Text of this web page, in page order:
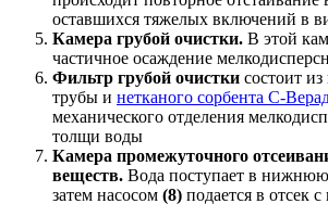
оставшихся тяжелых включений в
Камера грубой очистки. В этой
частичное осаждение
Фильтр грубой очистки состоит
трубы и нетканого сорбента С-
механического отделения
толщи воды
Камера промежуточного
веществ. Вода поступает в нижнюю
затем насосом (8) подается в отсек